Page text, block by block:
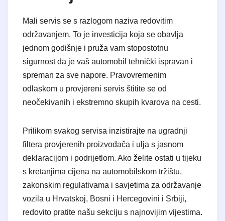
Mali servis se s razlogom naziva redovitim
održavanjem. To je investicija koja se obavlja
jednom godišnje i pruža vam stopostotnu
sigurnost da je vaš automobil tehnički ispravan i
spreman za sve napore. Pravovremenim
odlaskom u provjereni servis štitite se od
neočekivanih i ekstremno skupih kvarova na cesti.
Prilikom svakog servisa inzistirajte na ugradnji
filtera provjerenih proizvođača i ulja s jasnom
deklaracijom i podrijetlom. Ako želite ostati u tijeku
s kretanjima cijena na automobilskom tržištu,
zakonskim regulativama i savjetima za održavanje
vozila u Hrvatskoj, Bosni i Hercegovini i Srbiji,
redovito pratite našu sekciju s najnovijim vijestima.